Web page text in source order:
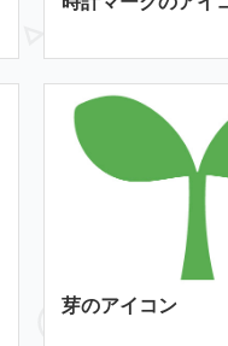
芽のアイコン